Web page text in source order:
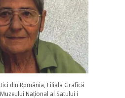
din Rpmânia, Filiala Grafică
Național al Satului i